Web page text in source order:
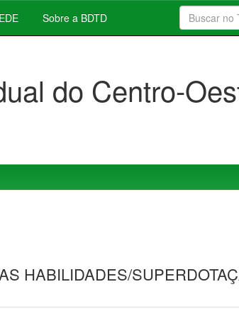
Sobre a BDTD
do Centro-
HABILIDADES/